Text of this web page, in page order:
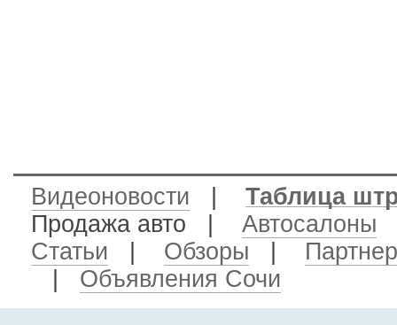
Видеоновости
Таблица
Продажа авто
Автосалоны
Статьи
Обзоры
Объявления Сочи